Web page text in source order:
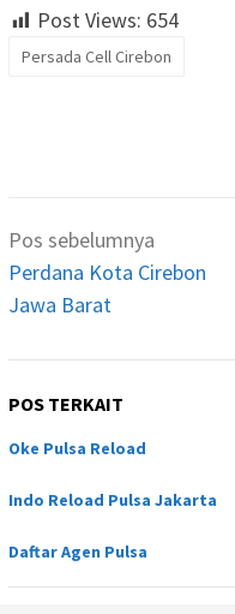
Post Views: 654
Persada Cell Cirebon
Navigasi
pos
Pos sebelumnya
Perdana Kota Cirebon
Jawa Barat
POS TERKAIT
Oke Pulsa Reload
Indo Reload Pulsa Jakarta
Daftar Agen Pulsa